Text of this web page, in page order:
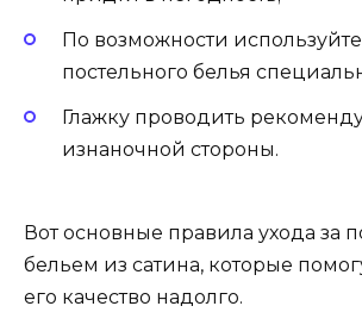
По возможности
постельного белья
Глажку проводить
изнаночной стороны.
Вот основные правила ухода за
бельем из сатина, которые
его качество надолго.